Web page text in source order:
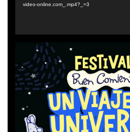
video-online.com_.mp4?_=3